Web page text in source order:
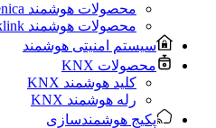
محصولات هوشمند Benica
محصولات هوشمند Geeklink
سیستم امنیتی هوشمند
محصولات KNX
کلید هوشمند KNX
رله هوشمند KNX
پکیج هوشمندسازی